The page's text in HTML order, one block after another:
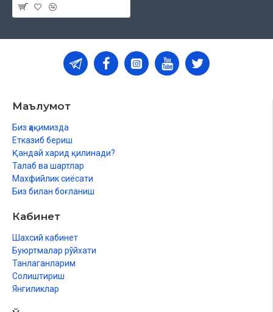
Маълумот
Биз ҳақимизда
Етказиб бериш
Қандай харид қилинади?
Талаб ва шартлар
Махфийлик сиёсати
Биз билан боғланиш
Кабинет
Шахсий кабинет
Буюртмалар рўйхати
Танлаганларим
Солиштириш
Янгиликлар